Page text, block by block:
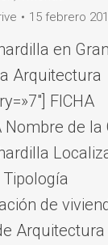
15 febrero
en
FICHA
Nombre de la
de
Arquitectura